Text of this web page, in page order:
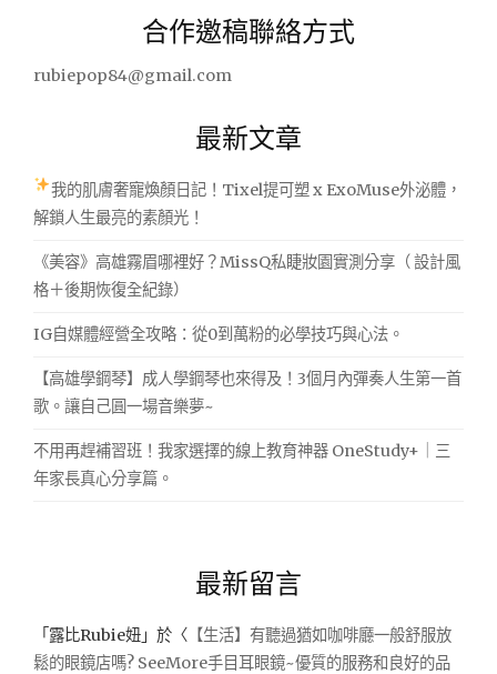
合作邀稿聯絡方式
rubiepop84@gmail.com
最新文章
我的肌膚奢寵煥顏日記！Tixel提可塑 x ExoMuse外泌體，
解鎖人生最亮的素顏光！
《美容》高雄霧眉哪裡好？MissQ私睫妝園實測分享（ 設計風
格＋後期恢復全紀錄）
IG自媒體經營全攻略：從0到萬粉的必學技巧與心法。
【高雄學鋼琴】成人學鋼琴也來得及！3個月內彈奏人生第一首
歌。讓自己圓一場音樂夢~
不用再趕補習班！我家選擇的線上教育神器 OneStudy+｜三
年家長真心分享篇。
最新留言
「 露比Rubie妞 」於〈 【生活】有聽過猶如咖啡廳一般舒服放
鬆的眼鏡店嗎? SeeMore手目耳眼鏡~優質的服務和良好的品